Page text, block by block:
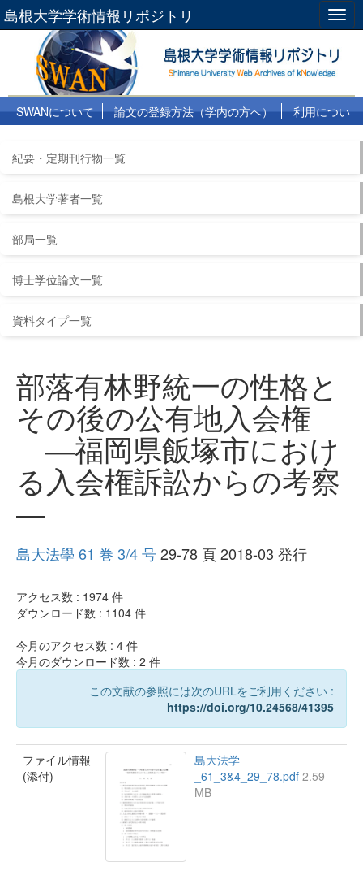
島根大学学術情報リポジトリ
SWANについて 論文の登録方法（学内の方へ）
利用につい
紀要・定期刊行物一覧
島根大学著者一覧
部局一覧
博士学位論文一覧
資料タイプ一覧
部落有林野統一の性格と
その後の公有地入会権
―福岡県飯塚市におけ
る入会権訴訟からの考察
―
島大法學 61 巻 3/4 号29-78 頁 2018-03 発行
アクセス数 : 1974 件
ダウンロード数 : 1104 件
今月のアクセス数 : 4 件
今月のダウンロード数 : 2 件
この文献の参照には次のURLをご利用ください :
https://doi.org/10.24568/41395
ファイル情報
(添付)
島大法学
_61_3&4_29_78.pdf 2.59
MB